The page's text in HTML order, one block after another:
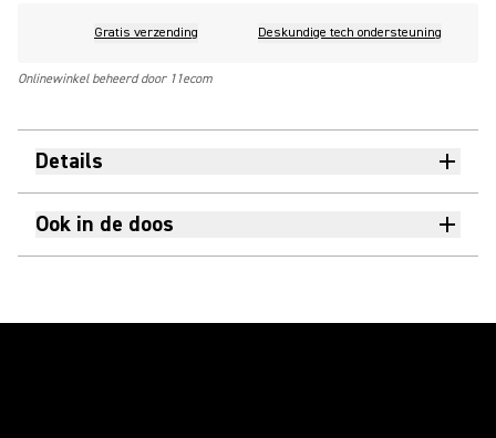
Gratis verzending Deskundige tech ondersteuning
Onlinewinkel beheerd door 11ecom
Details
Ook in de doos